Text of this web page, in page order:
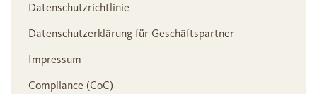
Datenschutzrichtlinie
Datenschutzerklärung für Geschäftspartner
Impressum
Compliance (CoC)